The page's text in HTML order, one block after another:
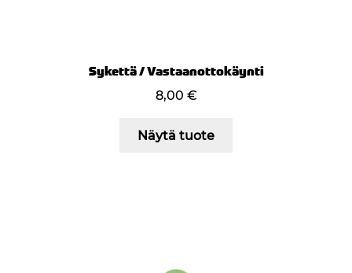
Sykettä / Vastaanottokäynti
8,00 €
Näytä tuote